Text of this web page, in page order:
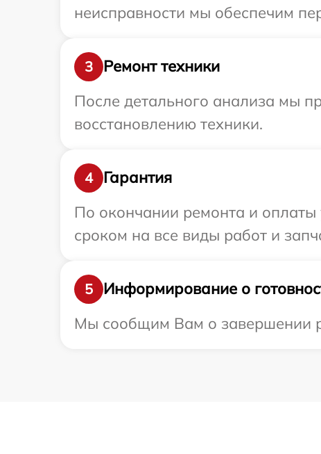
неисправности мы обеспечим
3
Ремонт техники
После детального анализа мы
восстановлению техники.
4
Гарантия
По окончании ремонта и
сроком на все виды работ и
5
Информирование о
Мы сообщим Вам о завершении